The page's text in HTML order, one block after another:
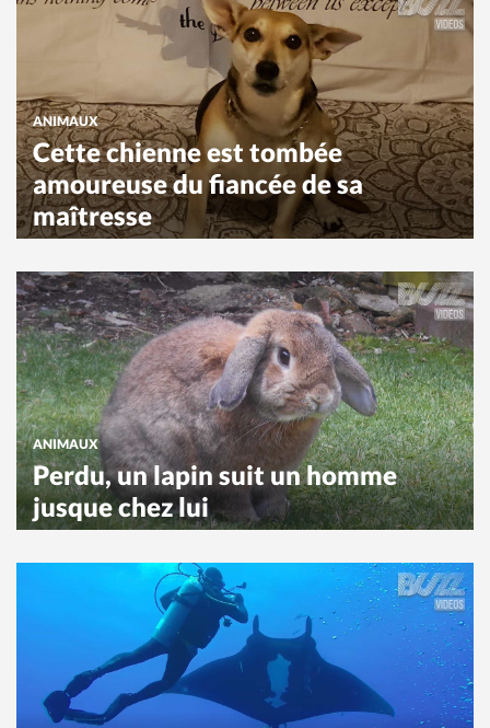
ANIMAUX
Cette chienne est tombée
amoureuse du fiancée de sa
maîtresse
ANIMAUX
Perdu, un lapin suit un homme
jusque chez lui